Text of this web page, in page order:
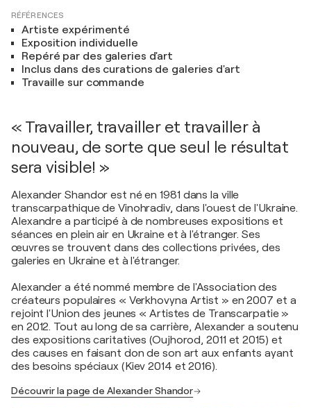
RÉFÉRENCES
Artiste expérimenté
Exposition individuelle
Repéré par des galeries d'art
Inclus dans des curations de galeries d'art
Travaille sur commande
« Travailler, travailler et travailler à
nouveau, de sorte que seul le résultat
sera visible! »
Alexander Shandor est né en 1981 dans la ville
transcarpathique de Vinohradiv, dans l'ouest de l'Ukraine.
Alexandre a participé à de nombreuses expositions et
séances en plein air en Ukraine et à l'étranger. Ses
œuvres se trouvent dans des collections privées, des
galeries en Ukraine et à l'étranger.
Alexander a été nommé membre de l'Association des
créateurs populaires « Verkhovyna Artist » en 2007 et a
rejoint l'Union des jeunes « Artistes de Transcarpatie »
en 2012. Tout au long de sa carrière, Alexander a soutenu
des expositions caritatives (Oujhorod, 2011 et 2015) et
des causes en faisant don de son art aux enfants ayant
des besoins spéciaux (Kiev 2014 et 2016).
Découvrir la page de Alexander Shandor